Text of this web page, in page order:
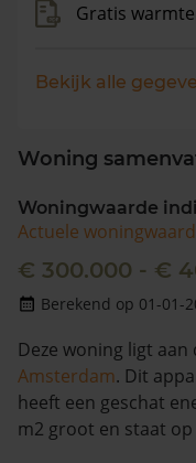
Gratis
Bekijk alle
Woning
Woningwaarde
Actuele
€ 300.000 - €
Berekend op 01-01-
Deze woning ligt aan
Amsterdam. Dit
heeft een geschat
m2 groot en staat